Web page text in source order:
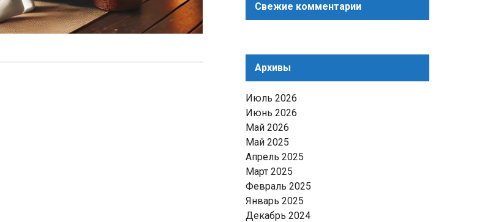
Свежие комментарии
Архивы
Июль 2026
Июнь 2026
Май 2026
Май 2025
Апрель 2025
Март 2025
Февраль 2025
Январь 2025
Декабрь 2024